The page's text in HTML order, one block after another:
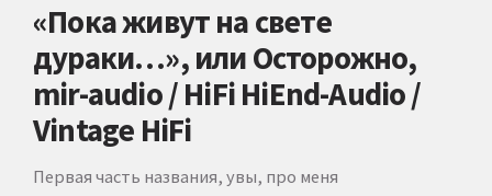
«Пока живут на свете
дураки…», или Осторожно,
mir-audio / HiFi HiEnd-Audio /
Vintage HiFi
Первая часть названия, увы, про меня